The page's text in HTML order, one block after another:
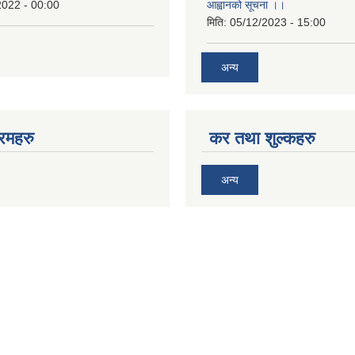
- 00:00
आह्वानको सूचना ।।
मिति: 05/12/2023 - 15:00
अन्य
कर तथा शुल्कहरु
अन्य